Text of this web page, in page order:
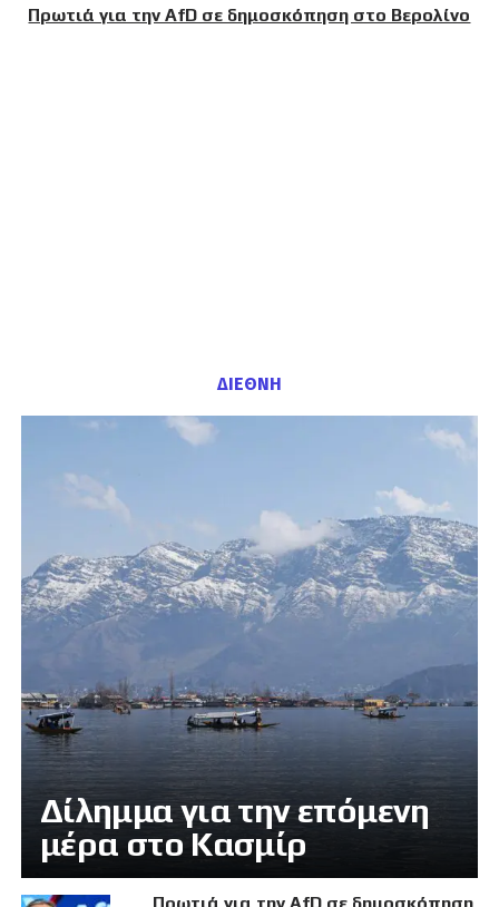
Πρωτιά για την AfD σε δημοσκόπηση στο Βερολίνο
ΔΙΕΘΝΗ
Δίλημμα για την επόμενη
μέρα στο Κασμίρ